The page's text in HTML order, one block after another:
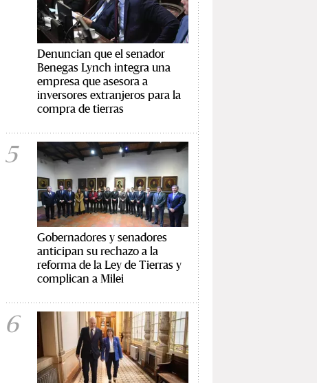
Denuncian que el senador
Benegas Lynch integra una
empresa que asesora a
inversores extranjeros para la
compra de tierras
5
Gobernadores y senadores
anticipan su rechazo a la
reforma de la Ley de Tierras y
complican a Milei
6